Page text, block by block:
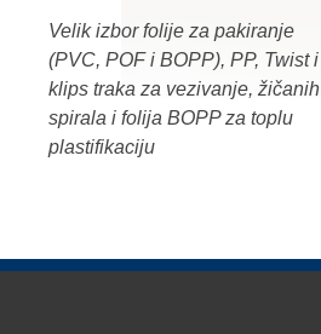
Velik izbor folije za pakiranje
(PVC, POF i BOPP), PP, Twist i
klips traka za vezivanje, žičanih
spirala i folija BOPP za toplu
plastifikaciju